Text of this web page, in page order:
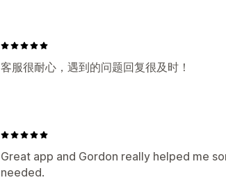
客服很耐心，遇到的问题回复很及时！
Great app and Gordon really helped me
needed.